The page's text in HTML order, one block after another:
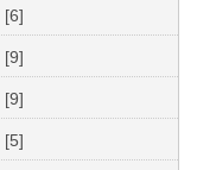
[6]
[9]
[9]
[5]